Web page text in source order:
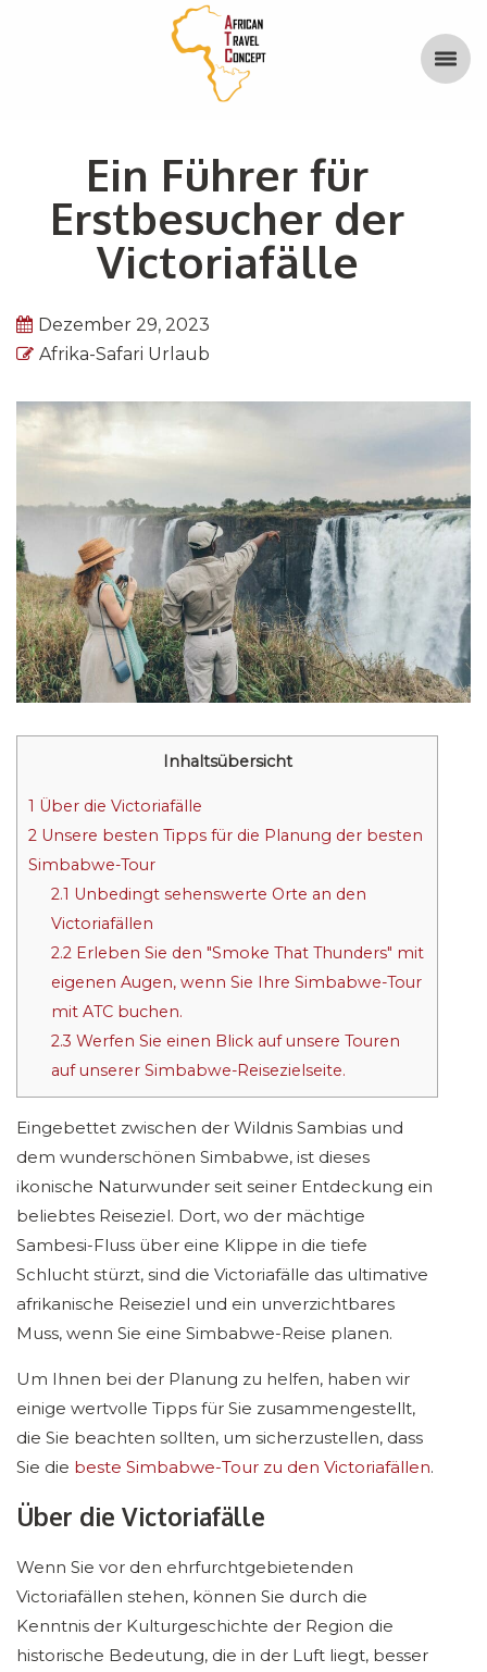
Ein Führer für
Erstbesucher der
Victoriafälle
Dezember 29, 2023
Afrika-Safari Urlaub
Inhaltsübersicht
1 Über die Victoriafälle
2 Unsere besten Tipps für die Planung der besten
Simbabwe-Tour
2.1 Unbedingt sehenswerte Orte an den
Victoriafällen
2.2 Erleben Sie den "Smoke That Thunders" mit
eigenen Augen, wenn Sie Ihre Simbabwe-Tour
mit ATC buchen.
2.3 Werfen Sie einen Blick auf unsere Touren
auf unserer Simbabwe-Reisezielseite.
Eingebettet zwischen der Wildnis Sambias und
dem wunderschönen Simbabwe, ist dieses
ikonische Naturwunder seit seiner Entdeckung ein
beliebtes Reiseziel. Dort, wo der mächtige
Sambesi-Fluss über eine Klippe in die tiefe
Schlucht stürzt, sind die Victoriafälle das ultimative
afrikanische Reiseziel und ein unverzichtbares
Muss, wenn Sie eine Simbabwe-Reise planen.
Um Ihnen bei der Planung zu helfen, haben wir
einige wertvolle Tipps für Sie zusammengestellt,
die Sie beachten sollten, um sicherzustellen, dass
Sie die beste Simbabwe-Tour zu den Victoriafällen.
Über die Victoriafälle
Wenn Sie vor den ehrfurchtgebietenden
Victoriafällen stehen, können Sie durch die
Kenntnis der Kulturgeschichte der Region die
historische Bedeutung, die in der Luft liegt, besser